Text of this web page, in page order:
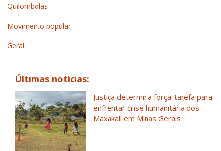
Quilombolas
Movimento popular
Geral
Últimas notícias:
Justiça determina força-tarefa para
enfrentar crise humanitária dos
Maxakali em Minas Gerais